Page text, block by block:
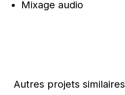
Mixage audio
Autres projets similaires